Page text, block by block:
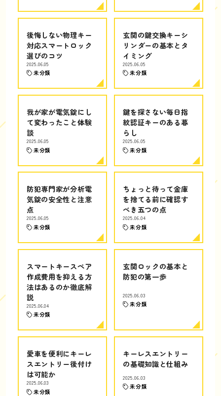
後悔しない物理キー
対応スマートロック
選びのコツ
2025.06.05
未分類
玄関の鍵交換キーシ
リンダーの基本とタ
イミング
2025.06.05
未分類
我が家が電気錠にし
て変わったこと体験
談
2025.06.05
未分類
鍵を探さない毎日指
紋認証キーのある暮
らし
2025.06.05
未分類
防犯専門家が分析電
気錠の安全性と注意
点
2025.06.05
未分類
ちょっと待って金庫
を捨てる前に確認す
べき五つの点
2025.06.04
未分類
スマートキースペア
作成費用を抑える方
法はあるのか徹底解
説
2025.06.04
未分類
玄関ロックの基本と
防犯の第一歩
2025.06.03
未分類
愛車を便利にキーレ
スエントリー後付け
は可能か
2025.06.03
未分類
キーレスエントリー
の基礎知識と仕組み
2025.06.03
未分類